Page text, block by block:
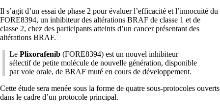
Il s’agit d’un essai de phase 2 pour évaluer l’efficacité et l’innocuité du
FORE8394, un inhibiteur des altérations BRAF de classe 1 et de
classe 2, chez des participants atteints d’un cancer présentant des
altérations BRAF.
LePlixorafenib (FORE8394) est un nouvel inhibiteur
sélectif de petite molécule de nouvelle génération, disponible
par voie orale, de BRAF muté en cours de développement.
Cette étude sera menée sous la forme de quatre sous-protocoles ouverts
dans le cadre d’un protocole principal.